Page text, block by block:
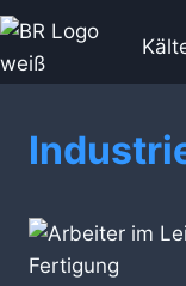
Zum
springen